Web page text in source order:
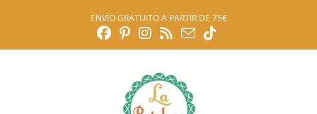
ENVÍO GRATUITO A PARTIR DE 75€